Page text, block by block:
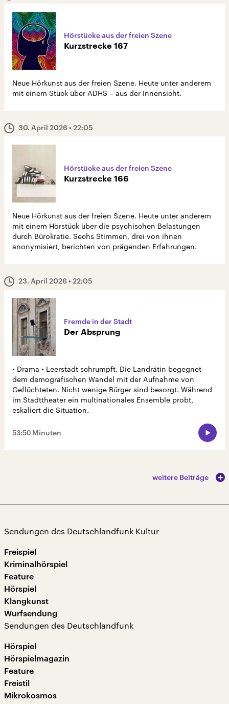
Hörstücke aus der freien Szene
Kurzstrecke 167
Neue Hörkunst aus der freien Szene. Heute unter anderem
mit einem Stück über ADHS – aus der Innensicht.
30. April 2026• 22:05
Hörstücke aus der freien Szene
Kurzstrecke 166
Neue Hörkunst aus der freien Szene. Heute unter anderem
mit einem Hörstück über die psychischen Belastungen
durch Bürokratie. Sechs Stimmen, drei von ihnen
anonymisiert, berichten von prägenden Erfahrungen.
23. April 2026• 22:05
Fremde in der Stadt
Der Absprung
• Drama • Leerstadt schrumpft. Die Landrätin begegnet
dem demografischen Wandel mit der Aufnahme von
Geflüchteten. Nicht wenige Bürger sind besorgt. Während
im Stadttheater ein multinationales Ensemble probt,
eskaliert die Situation.
53:50 Minuten
weitere Beiträge
Sendungen des Deutschlandfunk Kultur
Freispiel
Kriminalhörspiel
Feature
Hörspiel
Klangkunst
Wurfsendung
Sendungen des Deutschlandfunk
Hörspiel
Hörspielmagazin
Feature
Freistil
Mikrokosmos